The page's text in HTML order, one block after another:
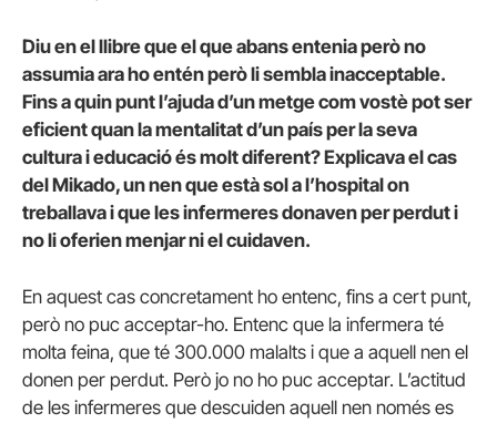
Diu en el llibre que el que abans entenia però no
assumia ara ho entén però li sembla inacceptable.
Fins a quin punt l’ajuda d’un metge com vostè pot ser
eficient quan la mentalitat d’un país per la seva
cultura i educació és molt diferent? Explicava el cas
del Mikado, un nen que està sol a l’hospital on
treballava i que les infermeres donaven per perdut i
no li oferien menjar ni el cuidaven.
En aquest cas concretament ho entenc, fins a cert punt,
però no puc acceptar-ho. Entenc que la infermera té
molta feina, que té 300.000 malalts i que a aquell nen el
donen per perdut. Però jo no ho puc acceptar. L’actitud
de les infermeres que descuiden aquell nen només es